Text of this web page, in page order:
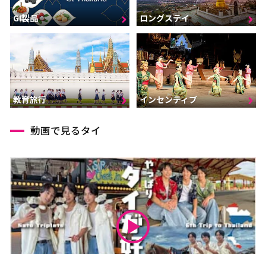
GI製品 ロングステイ
教育旅行 インセンティブ
動画で見るタイ